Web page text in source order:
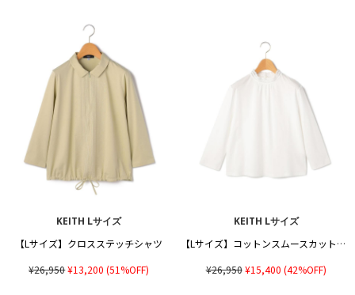
KEITH Lサイズ
【Lサイズ】クロスステッチシャツ
¥26,950¥13,200 (51%OFF)
KEITH Lサイズ
【Lサイズ】コットンスムースカットソー
¥26,950¥15,400 (42%OFF)